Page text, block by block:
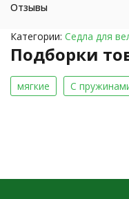
Отзывы
Категории: Седла для
Подборки
мягкие С